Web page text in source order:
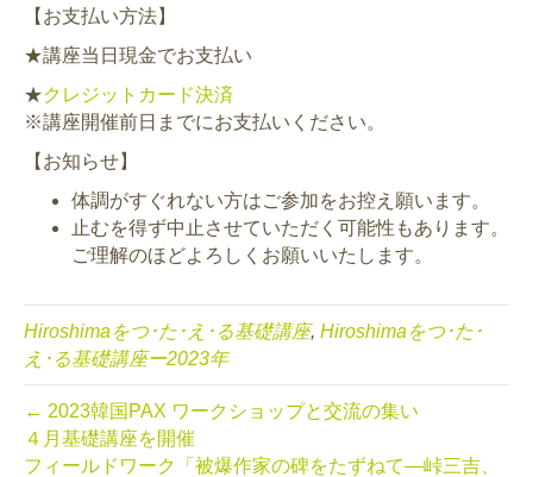
【お支払い方法】
★講座当日現金でお支払い
★クレジットカード決済
※講座開催前日までにお支払いください。
【お知らせ】
体調がすぐれない方はご参加をお控え願います。
止むを得ず中止させていただく可能性もあります。
ご理解のほどよろしくお願いいたします。
Hiroshimaをつ･た･え･る基礎講座, Hiroshimaをつ･た･
え･る基礎講座ー2023年
← 2023韓国PAX ワークショップと交流の集い
４月基礎講座を開催
フィールドワーク「被爆作家の碑をたずねて—峠三吉、